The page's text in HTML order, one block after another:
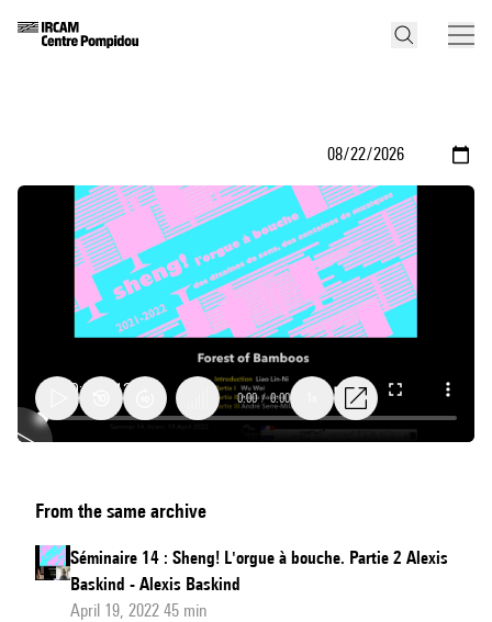
14
:
Sheng!
L'orgue
0:00 / 0:00
From the same archive
Séminaire 14 : Sheng! L'orgue à bouche. Partie 2 Alexis
Baskind - Alexis Baskind
April 19, 2022 45 min